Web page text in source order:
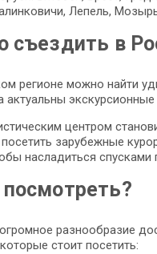
Лепель,
съездить в
регионе можно найти
актуальны
центром
зарубежные
насладиться
разнообразие
стоит посетить: